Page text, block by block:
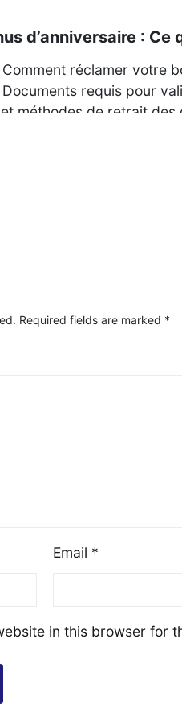
d’anniversaire :
réclamer votre
requis pour
méthodes de retrait
Required fields are marked *
Email *
in this browser for